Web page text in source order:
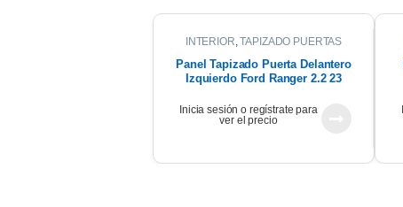
INTERIOR,TAPIZADO PUERTAS
Panel Tapizado Puerta Delantero
Izquierdo Ford Ranger 2.2 23
Inicia sesión o regístrate para
ver el precio